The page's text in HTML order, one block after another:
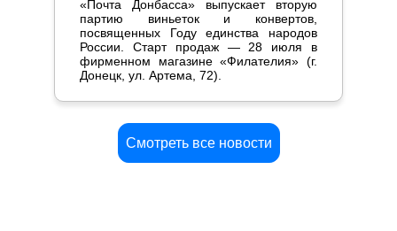
«Почта Донбасса» выпускает вторую
партию виньеток и конвертов,
посвященных Году единства народов
России. Старт продаж — 28 июля в
фирменном магазине «Филателия» (г.
Донецк, ул. Артема, 72).
Смотреть все новости